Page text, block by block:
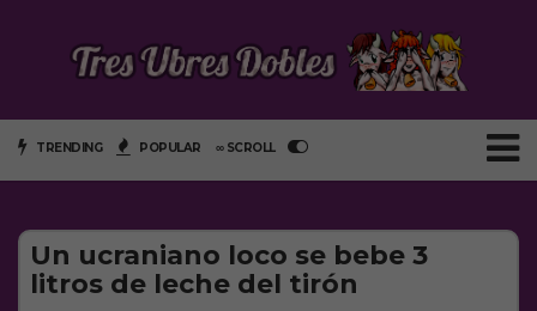
TRENDING POPULAR ∞ SCROLL
Un ucraniano loco se bebe 3
litros de leche del tirón